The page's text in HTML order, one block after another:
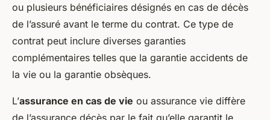
ou plusieurs bénéficiaires désignés en cas de décès
de l’assuré avant le terme du contrat. Ce type de
contrat peut inclure diverses garanties
complémentaires telles que la garantie accidents de
la vie ou la garantie obsèques.
L’assurance en cas de vie ou assurance vie diffère
de l’assurance décès par le fait qu’elle garantit le